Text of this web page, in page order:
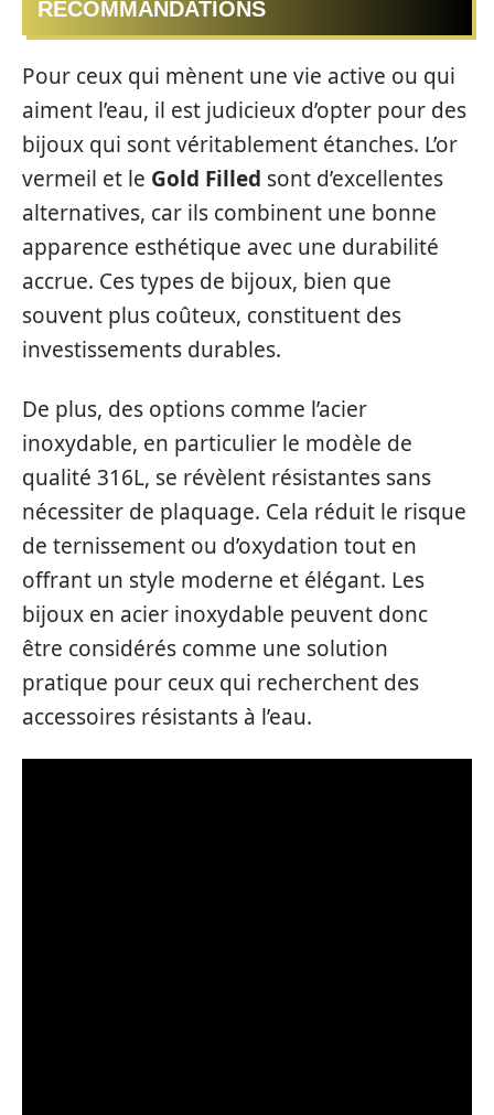
RECOMMANDATIONS
Pour ceux qui mènent une vie active ou qui
aiment l’eau, il est judicieux d’opter pour des
bijoux qui sont véritablement étanches. L’or
vermeil et le Gold Filled sont d’excellentes
alternatives, car ils combinent une bonne
apparence esthétique avec une durabilité
accrue. Ces types de bijoux, bien que
souvent plus coûteux, constituent des
investissements durables.
De plus, des options comme l’acier
inoxydable, en particulier le modèle de
qualité 316L, se révèlent résistantes sans
nécessiter de plaquage. Cela réduit le risque
de ternissement ou d’oxydation tout en
offrant un style moderne et élégant. Les
bijoux en acier inoxydable peuvent donc
être considérés comme une solution
pratique pour ceux qui recherchent des
accessoires résistants à l’eau.